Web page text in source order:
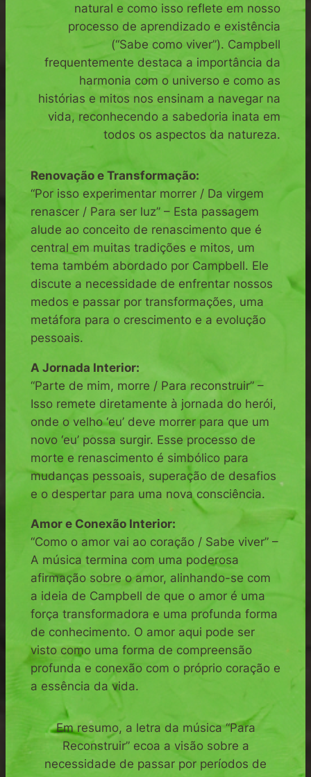
natural e como isso reflete em nosso
processo de aprendizado e existência
(“Sabe como viver”). Campbell
frequentemente destaca a importância da
harmonia com o universo e como as
histórias e mitos nos ensinam a navegar na
vida, reconhecendo a sabedoria inata em
todos os aspectos da natureza.
Renovação e Transformação:
“Por isso experimentar morrer / Da virgem
renascer / Para ser luz” – Esta passagem
alude ao conceito de renascimento que é
central em muitas tradições e mitos, um
tema também abordado por Campbell. Ele
discute a necessidade de enfrentar nossos
medos e passar por transformações, uma
metáfora para o crescimento e a evolução
pessoais.
A Jornada Interior:
“Parte de mim, morre / Para reconstruir” –
Isso remete diretamente à jornada do herói,
onde o velho ‘eu’ deve morrer para que um
novo ‘eu’ possa surgir. Esse processo de
morte e renascimento é simbólico para
mudanças pessoais, superação de desafios
e o despertar para uma nova consciência.
Amor e Conexão Interior:
“Como o amor vai ao coração / Sabe viver” –
A música termina com uma poderosa
afirmação sobre o amor, alinhando-se com
a ideia de Campbell de que o amor é uma
força transformadora e uma profunda forma
de conhecimento. O amor aqui pode ser
visto como uma forma de compreensão
profunda e conexão com o próprio coração e
a essência da vida.
Em resumo, a letra da música “Para
Reconstruir” ecoa a visão sobre a
necessidade de passar por períodos de